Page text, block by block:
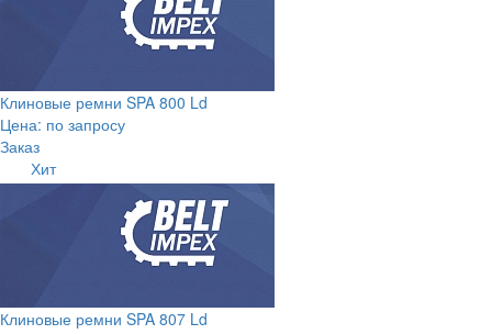
Клиновые ремни SPA 800 Ld
Цена: по запросу
Заказ
Хит
Клиновые ремни SPA 807 Ld